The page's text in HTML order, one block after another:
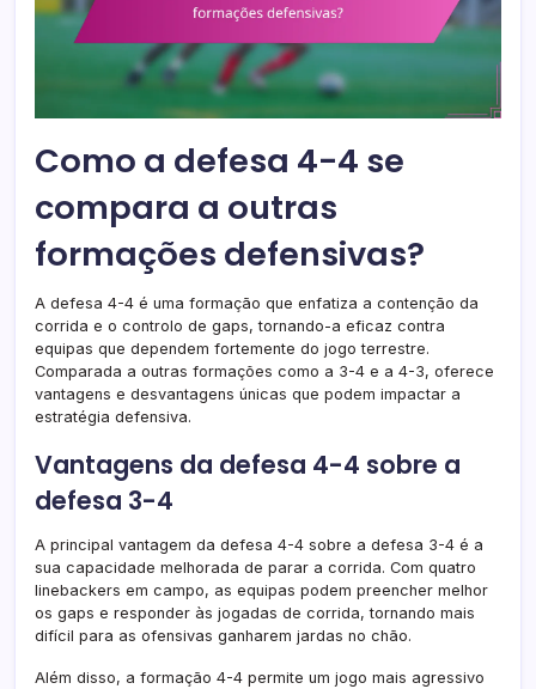
Como a defesa 4-4 se
compara a outras
formações defensivas?
A defesa 4-4 é uma formação que enfatiza a contenção da
corrida e o controlo de gaps, tornando-a eficaz contra
equipas que dependem fortemente do jogo terrestre.
Comparada a outras formações como a 3-4 e a 4-3, oferece
vantagens e desvantagens únicas que podem impactar a
estratégia defensiva.
Vantagens da defesa 4-4 sobre a
defesa 3-4
A principal vantagem da defesa 4-4 sobre a defesa 3-4 é a
sua capacidade melhorada de parar a corrida. Com quatro
linebackers em campo, as equipas podem preencher melhor
os gaps e responder às jogadas de corrida, tornando mais
difícil para as ofensivas ganharem jardas no chão.
Além disso, a formação 4-4 permite um jogo mais agressivo